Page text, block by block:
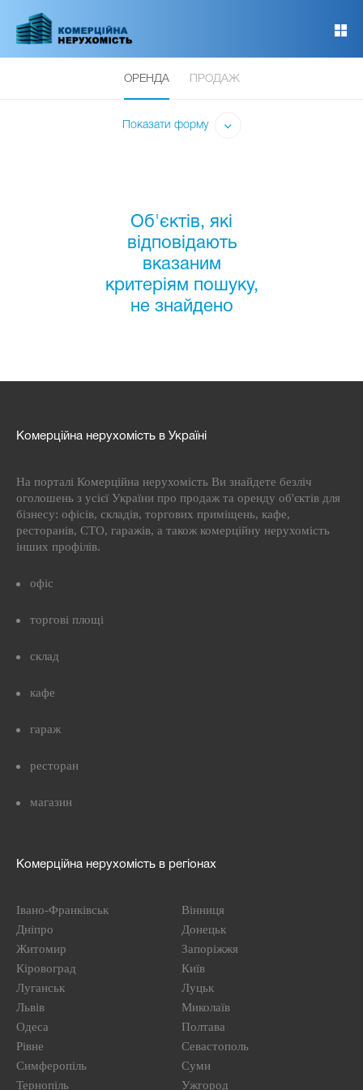
основного
ОРЕНДА ПРОДАЖ
Показати форму
Об'єктів, які
відповідають
вказаним
критеріям пошуку,
не знайдено
Комерційна нерухомість в Україні
На порталі Комерційна нерухомість Ви знайдете безліч
оголошень з усієї України про продаж та оренду об'єктів для
бізнесу: офісів, складів, торгових приміщень, кафе,
ресторанів, СТО, гаражів, а також комерційну нерухомість
інших профілів.
офіс
торгові площі
склад
кафе
гараж
ресторан
магазин
Комерційна нерухомість в регіонах
Івано-Франківськ
Вінниця
Дніпро
Донецьк
Житомир
Запоріжжя
Кіровоград
Київ
Луганськ
Луцьк
Львів
Миколаїв
Одеса
Полтава
Рівне
Севастополь
Симферопіль
Суми
Тернопіль
Ужгород